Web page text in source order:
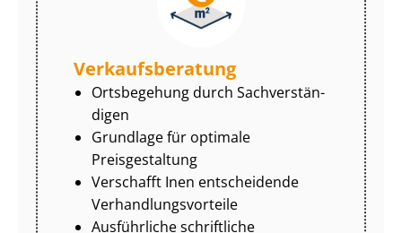
Ver­kaufs­be­ra­tung
Ortsbegehung durch Sach­ver­stän­
di­gen
Grundlage für optimale
Preisgestaltung
Verschafft Inen entscheidende
Ver­hand­lungs­vor­tei­le
Ausführliche schriftliche